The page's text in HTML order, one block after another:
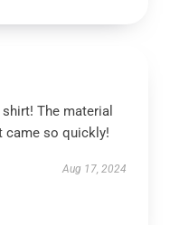
The material
came so quickly!
Aug 17, 2024